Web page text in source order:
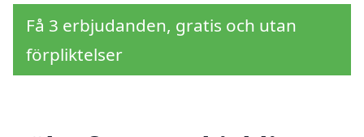
Få 3 erbjudanden, gratis och utan
förpliktelser